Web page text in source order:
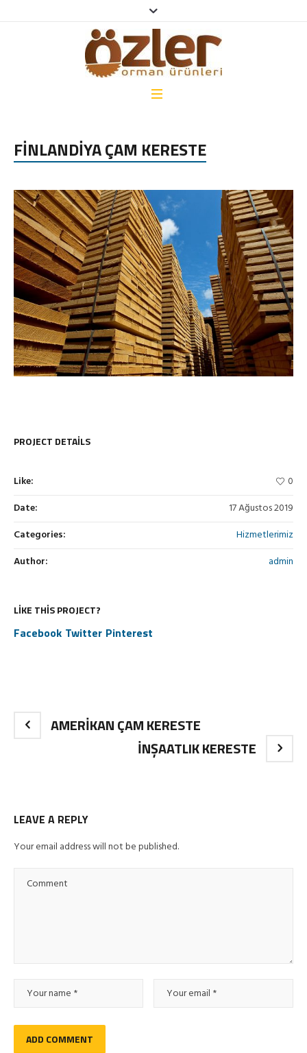
FİNLANDİYA ÇAM KERESTE
PROJECT DETAILS
Like: 0
Date:
17 Ağustos 2019
Categories:
Hizmetlerimiz
Author:
admin
LIKE THIS PROJECT?
Facebook Twitter Pinterest
AMERİKAN ÇAM KERESTE
İNŞAATLIK KERESTE
LEAVE A REPLY
Your email address will not be published.